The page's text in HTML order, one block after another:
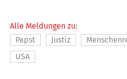
Alle Meldungen zu:
Papst
Justiz
USA